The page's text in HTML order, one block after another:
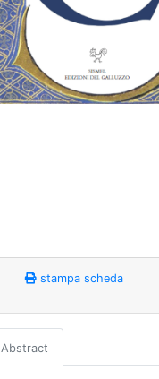
stampa scheda
Abstract